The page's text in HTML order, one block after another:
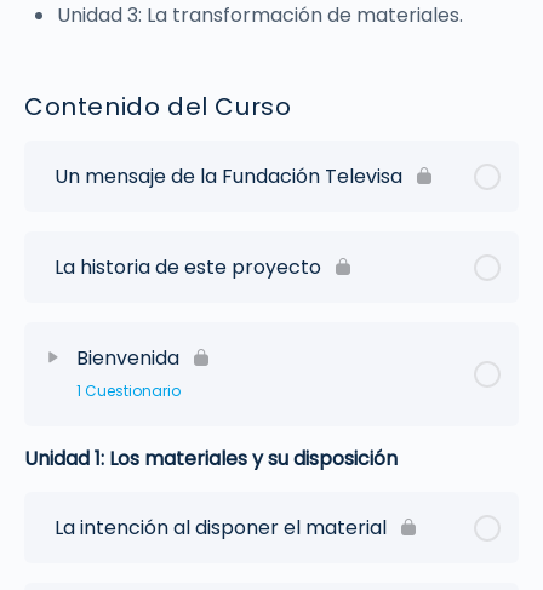
Unidad 3: La transformación de materiales.
Contenido del Curso
Un mensaje de la Fundación Televisa
La historia de este proyecto
Bienvenida
1 Cuestionario
Unidad 1: Los materiales y su disposición
La intención al disponer el material